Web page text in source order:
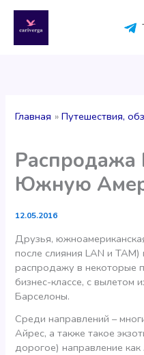
содержимому
Главная Путешествия,
Распродажа
Южную
12.05.2016
Друзья,
после слияния LAN и
распродажу в некоторые
бизнес-классе, с вылетом
Барселоны.
Среди направлений –
Айрес, а также такое
дорогое) направление как